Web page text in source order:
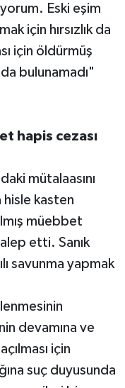
Eski eşim
için hırsızlık da
için öldürmüş
bulunamadı"
hapis cezası
mütalaasını
hisle kasten
müebbet
etti. Sanık
savunma yapmak
devamına ve
için
suç duyusunda